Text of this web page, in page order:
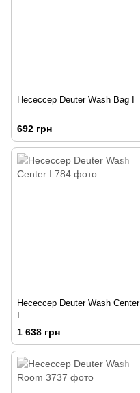
Несессер Deuter Wash Bag I
692 грн
Несессер Deuter Wash Center
1 638 грн